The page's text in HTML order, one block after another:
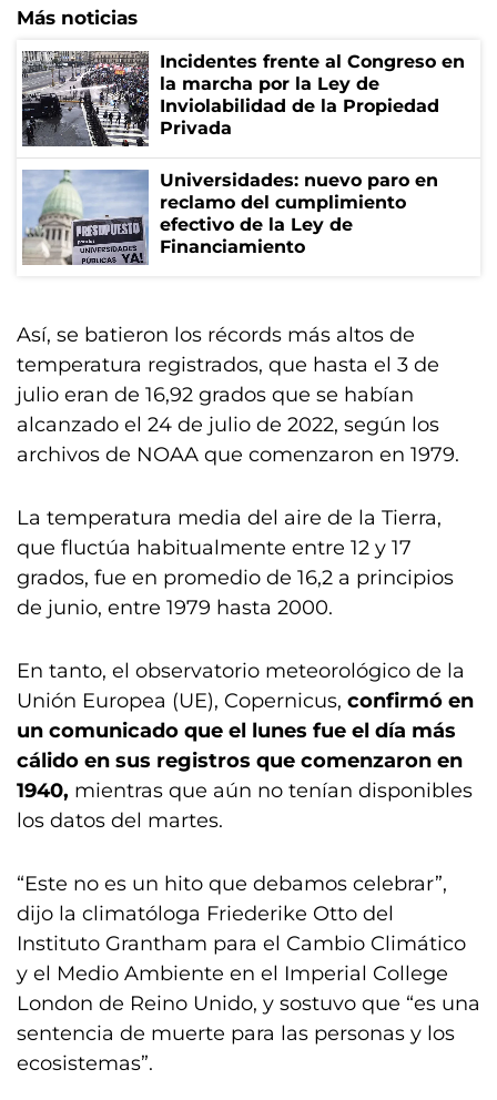
Más noticias
Incidentes frente al Congreso en
la marcha por la Ley de
Inviolabilidad de la Propiedad
Privada
Universidades: nuevo paro en
reclamo del cumplimiento
efectivo de la Ley de
Financiamiento
Así, se batieron los récords más altos de
temperatura registrados, que hasta el 3 de
julio eran de 16,92 grados que se habían
alcanzado el 24 de julio de 2022, según los
archivos de NOAA que comenzaron en 1979.
La temperatura media del aire de la Tierra,
que fluctúa habitualmente entre 12 y 17
grados, fue en promedio de 16,2 a principios
de junio, entre 1979 hasta 2000.
En tanto, el observatorio meteorológico de la
Unión Europea (UE), Copernicus, confirmó en
un comunicado que el lunes fue el día más
cálido en sus registros que comenzaron en
1940, mientras que aún no tenían disponibles
los datos del martes.
“Este no es un hito que debamos celebrar”,
dijo la climatóloga Friederike Otto del
Instituto Grantham para el Cambio Climático
y el Medio Ambiente en el Imperial College
London de Reino Unido, y sostuvo que “es una
sentencia de muerte para las personas y los
ecosistemas”.